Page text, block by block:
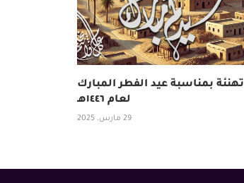
تهنئة بمناسبة عيد الفطر المبارك
لعام ١٤٤٦هـ
29 مارس، 2025